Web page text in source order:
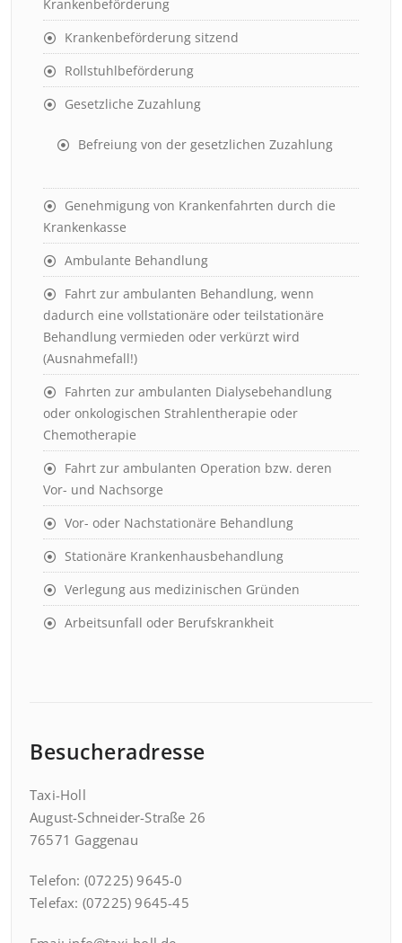
Krankenbeförderung
Krankenbeförderung sitzend
Rollstuhlbeförderung
Gesetzliche Zuzahlung
Befreiung von der gesetzlichen Zuzahlung
Genehmigung von Krankenfahrten durch die
Krankenkasse
Ambulante Behandlung
Fahrt zur ambulanten Behandlung, wenn
dadurch eine vollstationäre oder teilstationäre
Behandlung vermieden oder verkürzt wird
(Ausnahmefall!)
Fahrten zur ambulanten Dialysebehandlung
oder onkologischen Strahlentherapie oder
Chemotherapie
Fahrt zur ambulanten Operation bzw. deren
Vor- und Nachsorge
Vor- oder Nachstationäre Behandlung
Stationäre Krankenhausbehandlung
Verlegung aus medizinischen Gründen
Arbeitsunfall oder Berufskrankheit
Besucheradresse
Taxi-Holl
August-Schneider-Straße 26
76571 Gaggenau
Telefon: (07225) 9645-0
Telefax: (07225) 9645-45